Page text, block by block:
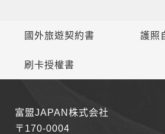
國外旅遊契約書 護照
刷卡授權書
富盟JAPAN株式会社
〒170-0004